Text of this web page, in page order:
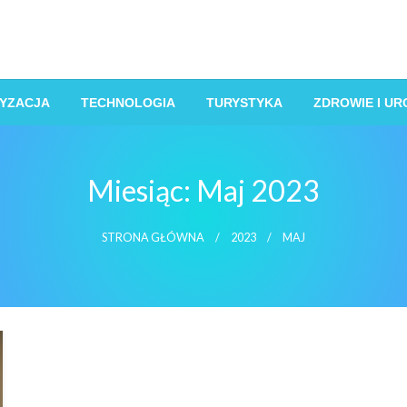
TECHNOLOGIA TURYSTYKA ZDROWIE I
Miesiąc: Maj 2023
STRONA GŁÓWNA 2023 MAJ